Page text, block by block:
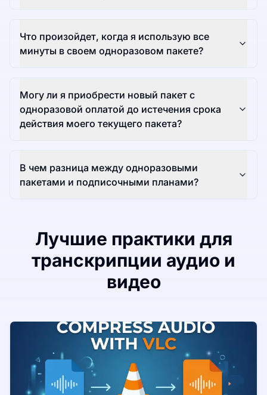
Что произойдет, когда я использую все
минуты в своем одноразовом пакете?
Могу ли я приобрести новый пакет с
одноразовой оплатой до истечения срока
действия моего текущего пакета?
В чем разница между одноразовыми
пакетами и подписочными планами?
Лучшие практики для
транскрипции аудио и
видео